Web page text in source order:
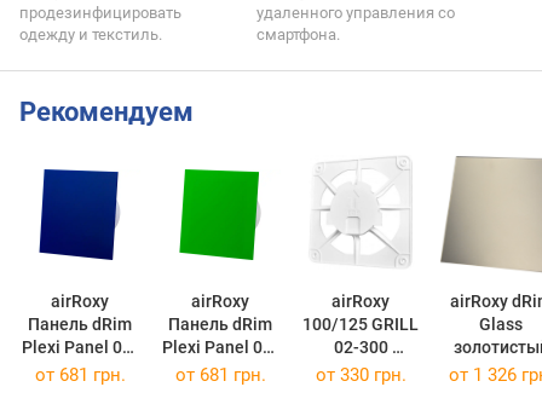
продезинфицировать
одежду и текстиль.
удаленного управления со
смартфона.
Рекомендуем
airRoxy
Панель dRim
Plexi Panel 01-
166(01-166)
airRoxy
Панель dRim
Plexi Panel 01-
167(01-167)
airRoxy
100/125 GRILL
02-300
(02-300)
airRoxy
Glass
01-176
от 681 грн. от 681 грн. от 330 грн. от 1 326